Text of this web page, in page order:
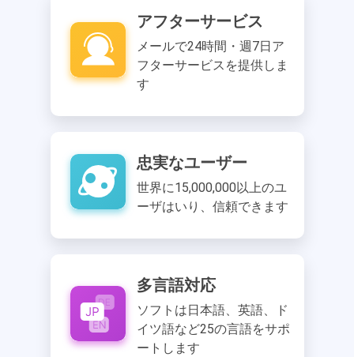
アフターサービス
メールで24時間・週7日ア
フターサービスを提供しま
す
忠実なユーザー
世界に15,000,000以上のユ
ーザはいり、信頼できます
多言語対応
ソフトは日本語、英語、ド
イツ語など25の言語をサポ
ートします